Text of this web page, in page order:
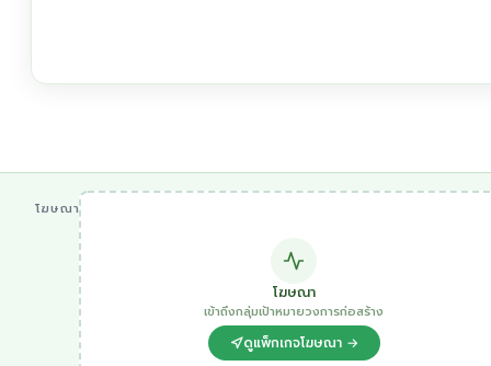
โฆษณา
โฆษณา
เข้าถึงกลุ่มเป้าหมายวงการก่อสร้าง
ดูแพ็กเกจโฆษณา →